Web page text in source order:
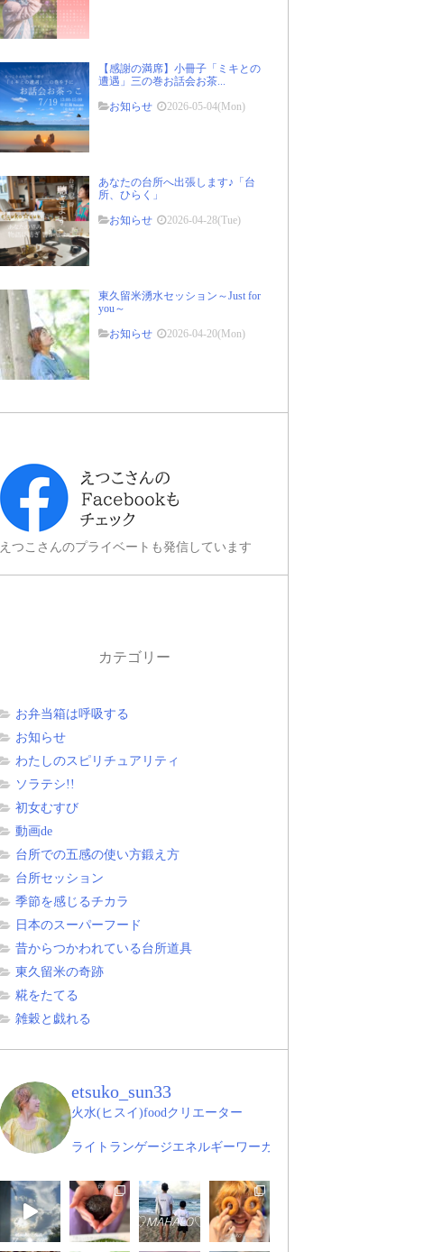
【感謝の満席】小冊子「ミキとの
遭遇」三の巻お話会お茶...
お知らせ
2026-05-04(Mon)
あなたの台所へ出張します♪「台
所、ひらく」
お知らせ
2026-04-28(Tue)
東久留米湧水セッション～Just for
you～
お知らせ
2026-04-20(Mon)
えつこさんのプライベートも発信しています
カテゴリー
お弁当箱は呼吸する
お知らせ
わたしのスピリチュアリティ
ソラテシ!!
初女むすび
動画de
台所での五感の使い方鍛え方
台所セッション
季節を感じるチカラ
日本のスーパーフード
昔からつかわれている台所道具
東久留米の奇跡
糀をたてる
雑穀と戯れる
etsuko_sun33
火水(ヒスイ)foodクリエーター
ライトランゲージエネルギーワーカー